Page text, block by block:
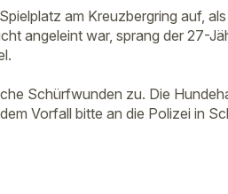
am Kreuzbergring auf,
angeleint war, sprang der 27-
Schürfwunden zu. Die
Vorfall bitte an die Polizei in